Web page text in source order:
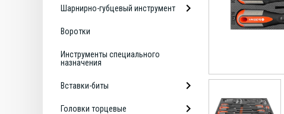
Шарнирно-губцевый инструмент
Воротки
Инструменты специального
назначения
Вставки-биты
Головки торцевые